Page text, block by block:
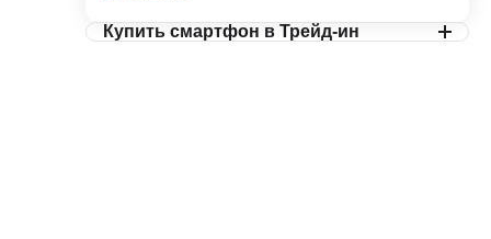
Купить смартфон в Трейд-ин